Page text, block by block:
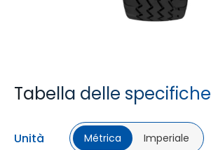
Tabella delle specifiche
Unità Métrica Imperiale